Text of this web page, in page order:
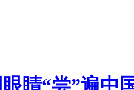
睛“尝”遍中